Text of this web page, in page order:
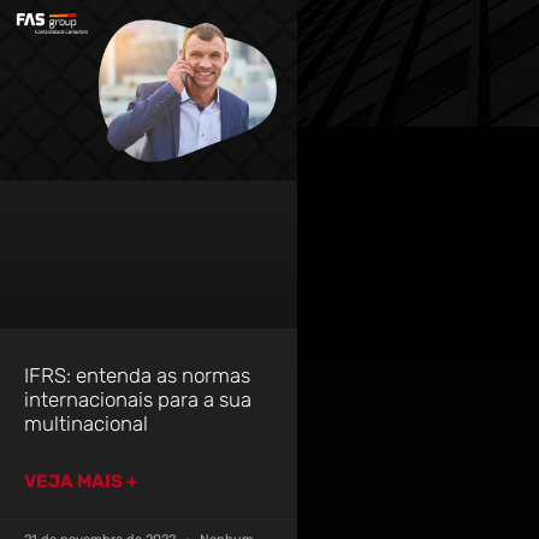
IFRS: entenda as normas
internacionais para a sua
multinacional
VEJA MAIS +